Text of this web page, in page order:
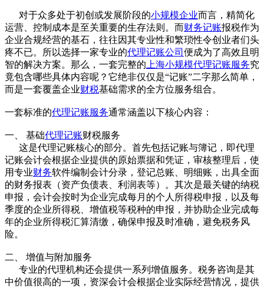
对于众多处于初创或发展阶段的小规模企业而言，精简化
运营、控制成本是至关重要的生存法则。而财务记账报税作为
企业合规经营的基石，往往因其专业性和繁琐性令创业者们头
疼不已。所以选择一家专业的代理记账公司 便成为了高效且明
智的解决方案。那么，一套完整的 上海小规模代理记账服务究
竟包含哪些具体内容呢？它绝非仅仅是“记账”二字那么简单，
而是一套覆盖企业财税基础需求的全方位服务组合。
一套标准的代理记账服务通常涵盖以下核心内容：
一、 基础代理记账财税服务
这是代理记账核心的部分。首先包括记账与簿记，即代理
记账会计会根据企业提供的原始票据和凭证，审核整理后，使
用专业财务软件编制会计分录，登记总账、明细账，出具全面
的财务报表（资产负债表、利润表等）。其次是最关键的纳税
申报，会计会按时为企业完成每月的个人所得税申报，以及每
季度的企业所得税、增值税等税种的申报，并协助企业完成每
年的企业所得税汇算清缴，确保申报及时准确，避免税务风
险。
二、 增值与附加服务
专业的代理机构还会提供一系列增值服务。税务咨询是其
中价值很高的一项，资深会计会根据企业实际经营情况，提供